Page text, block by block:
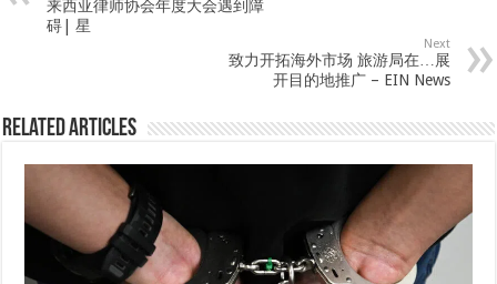
来西亚律师协会年度大会遇到障
碍| 星
Next
致力开拓海外市场 旅游局在…展
开目的地推广 – EIN News
Related Articles